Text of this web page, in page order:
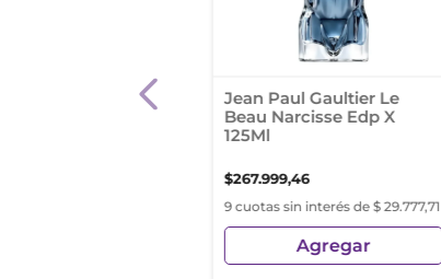
Sport Men
Jean Paul Gaultier Le
Beau Narcisse Edp X
125Ml
$267.999,46
9 cuotas sin interés de $ 29.777,71
Agregar